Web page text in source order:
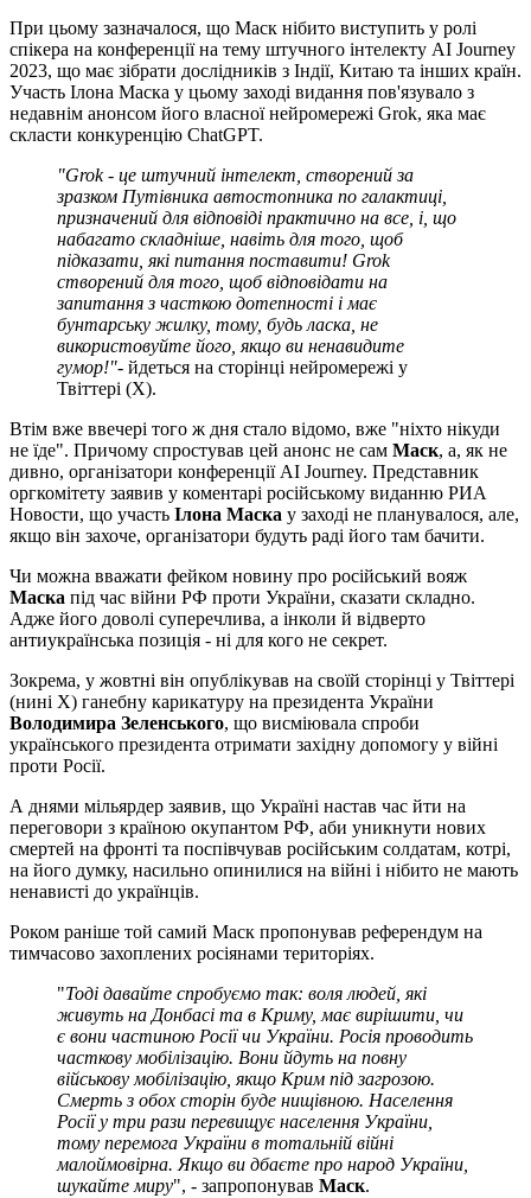
При цьому зазначалося, що Маск нібито виступить у ролі
спікера на конференції на тему штучного інтелекту AI Journey
2023, що має зібрати дослідників з Індії, Китаю та інших країн.
Участь Ілона Маска у цьому заході видання пов'язувало з
недавнім анонсом його власної нейромережі Grok, яка має
скласти конкуренцію ChatGPT.
"Grok - це штучний інтелект, створений за
зразком Путівника автостопника по галактиці,
призначений для відповіді практично на все, і, що
набагато складніше, навіть для того, щоб
підказати, які питання поставити! Grok
створений для того, щоб відповідати на
запитання з часткою дотепності і має
бунтарську жилку, тому, будь ласка, не
використовуйте його, якщо ви ненавидите
гумор!"- йдеться на сторінці нейромережі у
Твіттері (Х).
Втім вже ввечері того ж дня стало відомо, вже "ніхто нікуди
не їде". Причому спростував цей анонс не сам Маск, а, як не
дивно, організатори конференції AI Journey. Представник
оргкомітету заявив у коментарі російському виданню РИА
Новости, що участь Ілона Маска у заході не планувалося, але,
якщо він захоче, організатори будуть раді його там бачити.
Чи можна вважати фейком новину про російський вояж
Маска під час війни РФ проти України, сказати складно.
Адже його доволі суперечлива, а інколи й відверто
антиукраїнська позиція - ні для кого не секрет.
Зокрема, у жовтні він опублікував на своїй сторінці у Твіттері
(нині Х) ганебну карикатуру на президента України
Володимира Зеленського, що висміювала спроби
українського президента отримати західну допомогу у війні
проти Росії.
А днями мільярдер заявив, що Україні настав час йти на
переговори з країною окупантом РФ, аби уникнути нових
смертей на фронті та поспівчував російським солдатам, котрі,
на його думку, насильно опинилися на війні і нібито не мають
ненависті до українців.
Роком раніше той самий Маск пропонував референдум на
тимчасово захоплених росіянами територіях.
"Тоді давайте спробуємо так: воля людей, які
живуть на Донбасі та в Криму, має вирішити, чи
є вони частиною Росії чи України. Росія проводить
часткову мобілізацію. Вони йдуть на повну
військову мобілізацію, якщо Крим під загрозою.
Смерть з обох сторін буде нищівною. Населення
Росії у три рази перевищує населення України,
тому перемога України в тотальній війні
малоймовірна. Якщо ви дбаєте про народ України,
шукайте миру", - запропонував Маск.